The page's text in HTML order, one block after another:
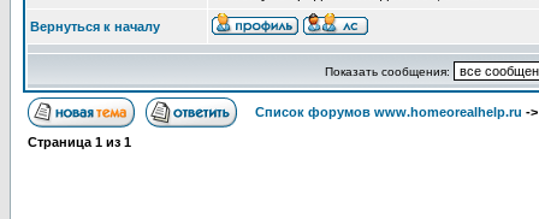
Вернуться к началу
Показать сообщения:
Список форумов www.homeorealhelp.ru -
Страница 1 из 1